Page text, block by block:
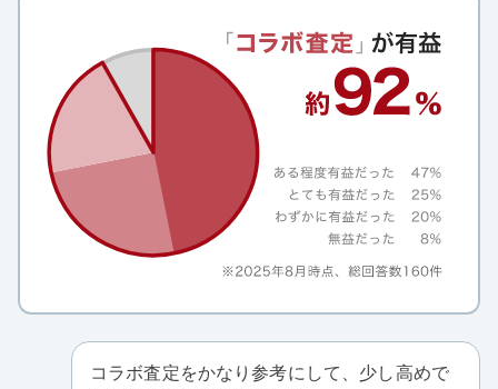
コラボ査定をかなり参考にして、少し高めで